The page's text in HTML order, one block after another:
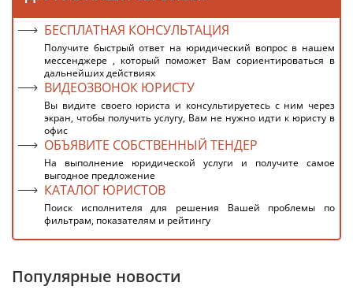
БЕСПЛАТНАЯ КОНСУЛЬТАЦИЯ
Получите быстрый ответ на юридический вопрос в нашем
мессенджере , который поможет Вам сориентироваться в
дальнейших действиях
ВИДЕОЗВОНОК ЮРИСТУ
Вы видите своего юриста и консультируетесь с ним через
экран, чтобы получить услугу, Вам не нужно идти к юристу в
офис
ОБЪЯВИТЕ СОБСТВЕННЫЙ ТЕНДЕР
На выполнение юридической услуги и получите самое
выгодное предложение
КАТАЛОГ ЮРИСТОВ
Поиск исполнителя для решения Вашей проблемы по
фильтрам, показателям и рейтингу
Популярные новости